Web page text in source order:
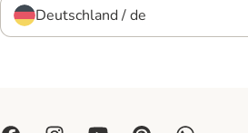
Deutschland / de